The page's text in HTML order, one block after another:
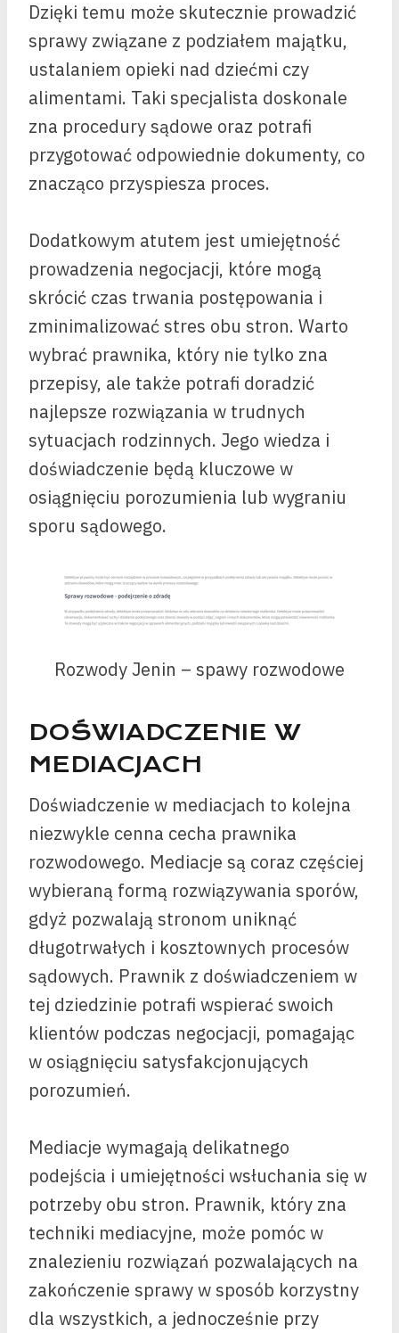
Dzięki temu może skutecznie prowadzić
sprawy związane z podziałem majątku,
ustalaniem opieki nad dziećmi czy
alimentami. Taki specjalista doskonale
zna procedury sądowe oraz potrafi
przygotować odpowiednie dokumenty, co
znacząco przyspiesza proces.
Dodatkowym atutem jest umiejętność
prowadzenia negocjacji, które mogą
skrócić czas trwania postępowania i
zminimalizować stres obu stron. Warto
wybrać prawnika, który nie tylko zna
przepisy, ale także potrafi doradzić
najlepsze rozwiązania w trudnych
sytuacjach rodzinnych. Jego wiedza i
doświadczenie będą kluczowe w
osiągnięciu porozumienia lub wygraniu
sporu sądowego.
Rozwody Jenin – spawy rozwodowe
DOŚWIADCZENIE W
MEDIACJACH
Doświadczenie w mediacjach to kolejna
niezwykle cenna cecha prawnika
rozwodowego. Mediacje są coraz częściej
wybieraną formą rozwiązywania sporów,
gdyż pozwalają stronom uniknąć
długotrwałych i kosztownych procesów
sądowych. Prawnik z doświadczeniem w
tej dziedzinie potrafi wspierać swoich
klientów podczas negocjacji, pomagając
w osiągnięciu satysfakcjonujących
porozumień.
Mediacje wymagają delikatnego
podejścia i umiejętności wsłuchania się w
potrzeby obu stron. Prawnik, który zna
techniki mediacyjne, może pomóc w
znalezieniu rozwiązań pozwalających na
zakończenie sprawy w sposób korzystny
dla wszystkich, a jednocześnie przy